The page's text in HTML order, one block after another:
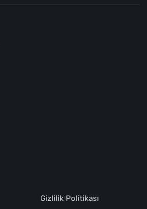
Gizlilik Politikası